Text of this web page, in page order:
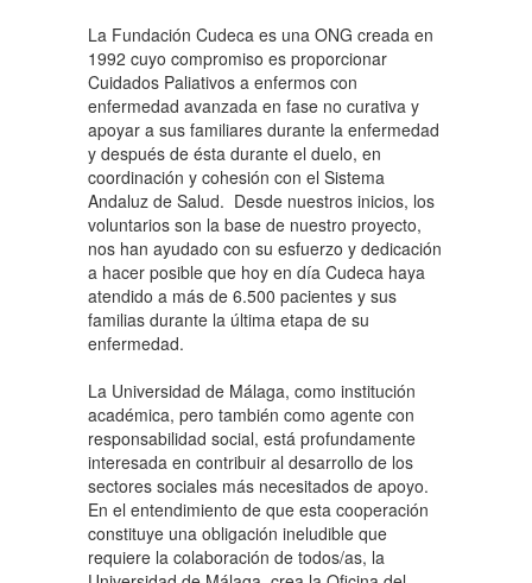
La Fundación Cudeca es una ONG creada en
1992 cuyo compromiso es proporcionar
Cuidados Paliativos a enfermos con
enfermedad avanzada en fase no curativa y
apoyar a sus familiares durante la enfermedad
y después de ésta durante el duelo, en
coordinación y cohesión con el Sistema
Andaluz de Salud. Desde nuestros inicios, los
voluntarios son la base de nuestro proyecto,
nos han ayudado con su esfuerzo y dedicación
a hacer posible que hoy en día Cudeca haya
atendido a más de 6.500 pacientes y sus
familias durante la última etapa de su
enfermedad.
La Universidad de Málaga, como institución
académica, pero también como agente con
responsabilidad social, está profundamente
interesada en contribuir al desarrollo de los
sectores sociales más necesitados de apoyo.
En el entendimiento de que esta cooperación
constituye una obligación ineludible que
requiere la colaboración de todos/as, la